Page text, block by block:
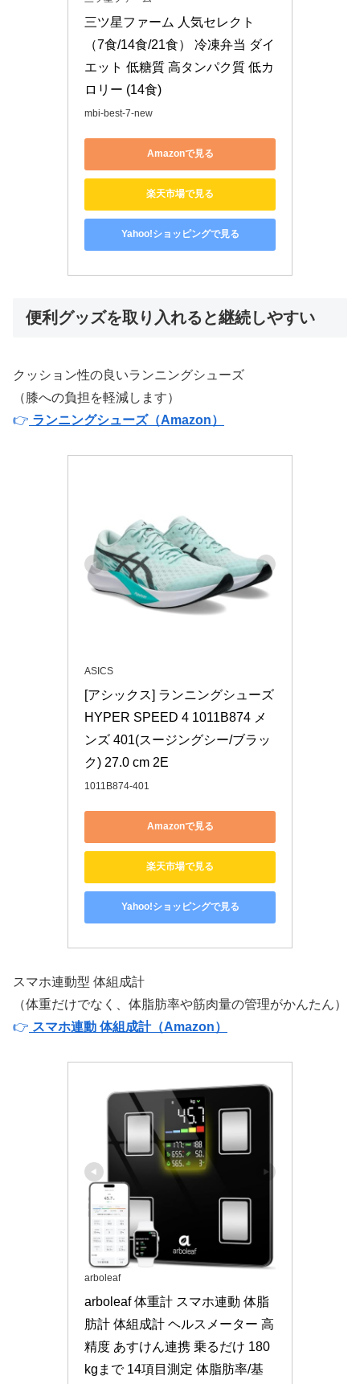
三ツ星ファーム 人気セレクト
（7食/14食/21食） 冷凍弁当 ダイ
エット 低糖質 高タンパク質 低カ
ロリー (14食)
mbi-best-7-new
Amazonで見る
楽天市場で見る
Yahoo!ショッピングで見る
便利グッズを取り入れると継続しやすい
クッション性の良いランニングシューズ
（膝への負担を軽減します）
👉 ランニングシューズ（Amazon）
ASICS
[アシックス] ランニングシューズ
HYPER SPEED 4 1011B874 メ
ンズ 401(スージングシー/ブラッ
ク) 27.0 cm 2E
1011B874-401
Amazonで見る
楽天市場で見る
Yahoo!ショッピングで見る
スマホ連動型 体組成計
（体重だけでなく、体脂肪率や筋肉量の管理がかんたん）
👉 スマホ連動 体組成計（Amazon）
arboleaf
arboleaf 体重計 スマホ連動 体脂
肪計 体組成計 ヘルスメーター 高
精度 あすけん連携 乗るだけ 180
kgまで 14項目測定 体脂肪率/基